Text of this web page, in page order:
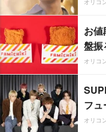
オリコ
お
盤振
オリコ
フュ
オリコ